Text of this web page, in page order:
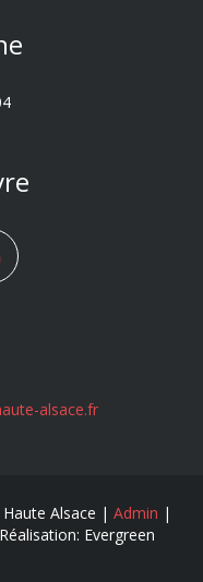
alsace.fr
Alsace | Admin |
Evergreen